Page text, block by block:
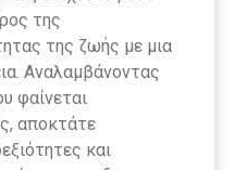
της
της ζωής με μια
Αναλαμβάνοντας
φαίνεται
αποκτάτε
και